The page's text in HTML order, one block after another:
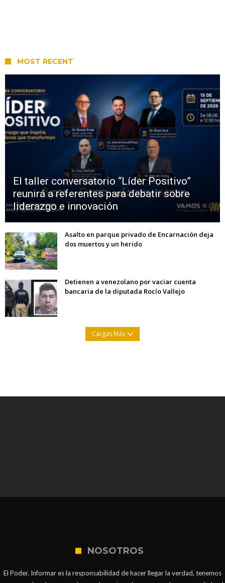
MOST RECENT
El taller conversatorio “Líder Positivo”
reunirá a referentes para debatir sobre
liderazgo e innovación
Asalto en parque privado de Encarnación deja
dos muertos y un herido
Detienen a venezolano por vaciar cuenta
bancaria de la diputada Rocío Vallejo
Cargas Más
NOSOTROS
El Poder. Informar es la responsabilidad de hacer llegar la verdad, tenemos